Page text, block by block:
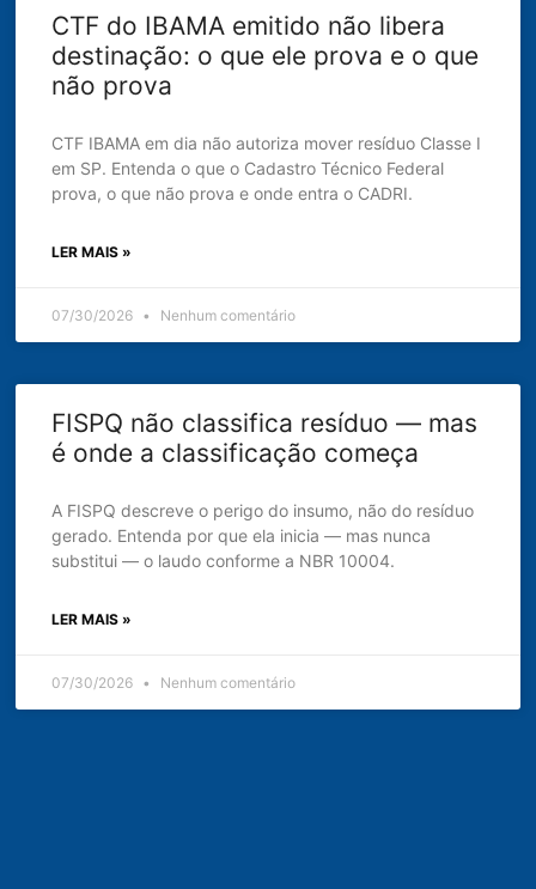
CTF do IBAMA emitido não libera
destinação: o que ele prova e o que
não prova
CTF IBAMA em dia não autoriza mover resíduo Classe I
em SP. Entenda o que o Cadastro Técnico Federal
prova, o que não prova e onde entra o CADRI.
LER MAIS »
07/30/2026 Nenhum comentário
FISPQ não classifica resíduo — mas
é onde a classificação começa
A FISPQ descreve o perigo do insumo, não do resíduo
gerado. Entenda por que ela inicia — mas nunca
substitui — o laudo conforme a NBR 10004.
LER MAIS »
07/30/2026 Nenhum comentário